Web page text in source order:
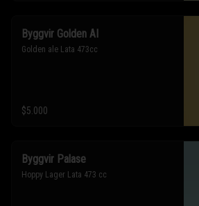
Byggvir Golden AI
Golden ale Lata 473cc
$5.000
Byggvir Palase
Hoppy Lager Lata 473 cc